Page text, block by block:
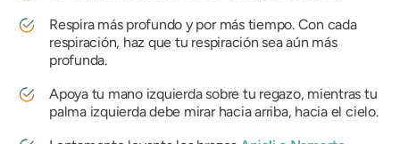
Respira más profundo y por más tiempo. Con cada
respiración, haz que tu respiración sea aún más
profunda.
Apoya tu mano izquierda sobre tu regazo, mientras tu
palma izquierda debe mirar hacia arriba, hacia el cielo.